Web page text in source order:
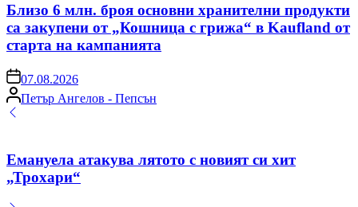
Близо 6 млн. броя основни хранителни продукти
са закупени от „Кошница с грижа“ в Kaufland от
старта на кампанията
on07.08.2026
Posted
by
Петър Ангелов - Пепсън
Емануела атакува лятото с новият си хит
„Трохари“